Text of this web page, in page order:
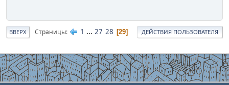
ВВЕРХ Страницы 1 ... 27 28 29 ДЕЙСТВИЯ ПОЛЬЗОВАТЕЛЯ